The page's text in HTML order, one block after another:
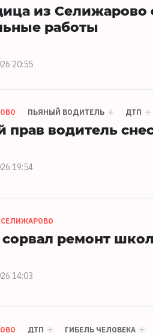
из Селижарово
работы
20:55
ПЬЯНЫЙ ВОДИТЕЛЬ ДТП
водитель
19:54
ремонт
14:03
ДТП ГИБЕЛЬ ЧЕЛОВЕКА